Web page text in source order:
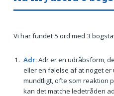
Vi har fundet 5 ord med 3
Adr: Adr er en udråbsform,
eller en følelse af at noget
mundtligt, ofte som reaktion
kan det matche ledetråden